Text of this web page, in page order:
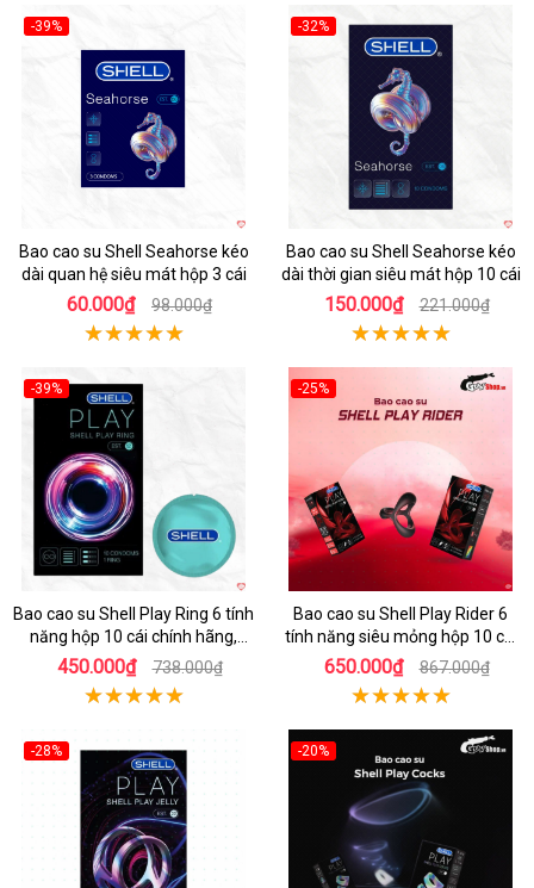
-39%
Bao cao su Shell Seahorse kéo
dài quan hệ siêu mát hộp 3 cái
60.000₫ 98.000₫
-32%
Bao cao su Shell Seahorse kéo
dài thời gian siêu mát hộp 10 cái
150.000₫ 221.000₫
-39%
Bao cao su Shell Play Ring 6 tính
năng hộp 10 cái chính hãng,
tặng vòng keo kéo dài thời gian
450.000₫ 738.000₫
-25%
Bao cao su Shell Play Rider 6
tính năng siêu mỏng hộp 10 cái
tặng vòng kéo dài thời gian
650.000₫ 867.000₫
-28%
-20%